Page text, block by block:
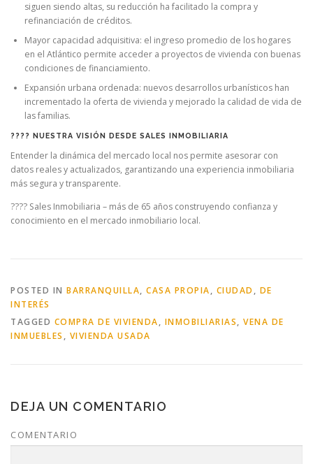
siguen siendo altas, su reducción ha facilitado la compra y
refinanciación de créditos.
Mayor capacidad adquisitiva: el ingreso promedio de los hogares
en el Atlántico permite acceder a proyectos de vivienda con buenas
condiciones de financiamiento.
Expansión urbana ordenada: nuevos desarrollos urbanísticos han
incrementado la oferta de vivienda y mejorado la calidad de vida de
las familias.
???? NUESTRA VISIÓN DESDE SALES INMOBILIARIA
Entender la dinámica del mercado local nos permite asesorar con
datos reales y actualizados, garantizando una experiencia inmobiliaria
más segura y transparente.
???? Sales Inmobiliaria – más de 65 años construyendo confianza y
conocimiento en el mercado inmobiliario local.
POSTED IN BARRANQUILLA, CASA PROPIA, CIUDAD , DE
INTERÉS
TAGGED COMPRA DE VIVIENDA, INMOBILIARIAS, VENA DE
INMUEBLES , VIVIENDA USADA
DEJA UN COMENTARIO
COMENTARIO